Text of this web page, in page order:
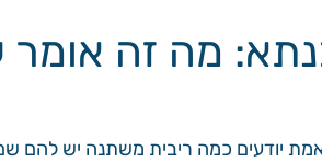
מה זה אומר
יודעים כמה ריבית משתנה יש להם